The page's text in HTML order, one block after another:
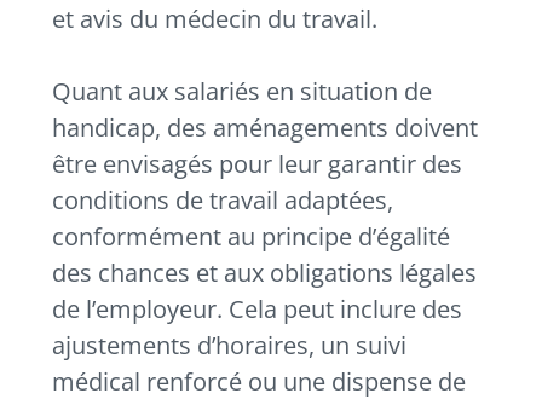
et avis du médecin du travail.
Quant aux salariés en situation de
handicap, des aménagements doivent
être envisagés pour leur garantir des
conditions de travail adaptées,
conformément au principe d’égalité
des chances et aux obligations légales
de l’employeur. Cela peut inclure des
ajustements d’horaires, un suivi
médical renforcé ou une dispense de